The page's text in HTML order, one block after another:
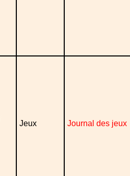
Jeux Journal des jeux